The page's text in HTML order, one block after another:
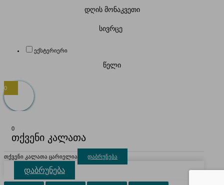
დღის მონაკვეთი
სივრცე
ექსტერიერი
წელი
0
0
თქვენი კალათა
თქვენი კალათა ცარიელია დაბრუნება
დაბრუნება